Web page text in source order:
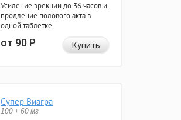
Усиление эрекции до 36 часов и
продление полового акта в
одной таблетке.
от 90Р Купить
Супер Виагра
100 + 60 мг